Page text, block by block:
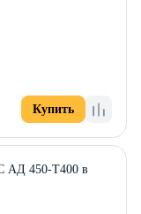
Купить
АД 450-Т400 в